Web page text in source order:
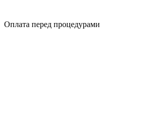
Оплата перед процедурами